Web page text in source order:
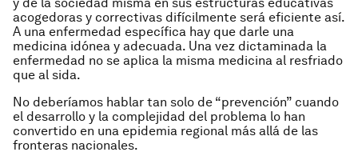
acogedoras y correctivas difícilmente será eficiente así.
A una enfermedad específica hay que darle una
medicina idónea y adecuada. Una vez dictaminada la
enfermedad no se aplica la misma medicina al resfriado
que al sida.
No deberíamos hablar tan solo de “prevención” cuando
el desarrollo y la complejidad del problema lo han
convertido en una epidemia regional más allá de las
fronteras nacionales.